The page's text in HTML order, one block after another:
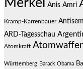
Anis Amri
Kramp-Karrenbauer
ARD-Tagesschau
Atomkraft
Württemberg Barack Obama